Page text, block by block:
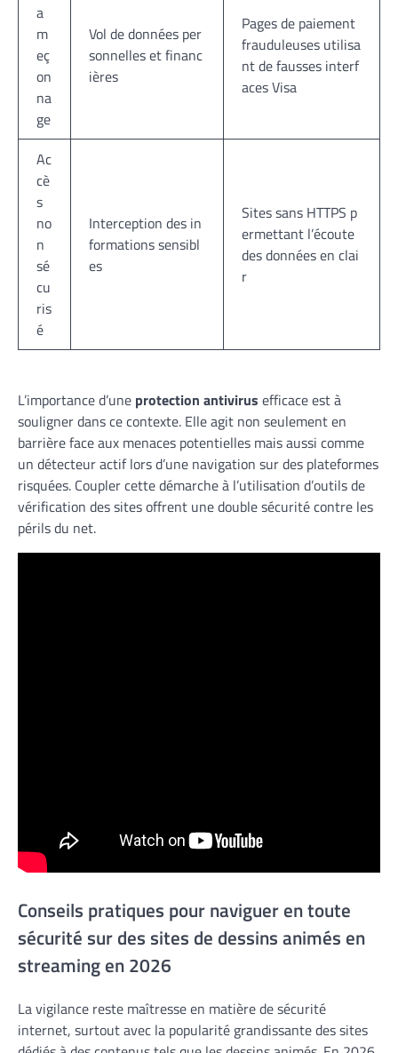
a
m
eç
on
na
ge
Vol de données per
sonnelles et financ
ières
Pages de paiement
frauduleuses utilisa
nt de fausses interf
aces Visa
Ac
cè
s
no
n
sé
cu
ris
é
Interception des in
formations sensibl
es
Sites sans HTTPS p
ermettant l’écoute
des données en clai
r
L’importance d’une protection antivirus efficace est à
souligner dans ce contexte. Elle agit non seulement en
barrière face aux menaces potentielles mais aussi comme
un détecteur actif lors d’une navigation sur des plateformes
risquées. Coupler cette démarche à l’utilisation d’outils de
vérification des sites offrent une double sécurité contre les
périls du net.
Conseils pratiques pour naviguer en toute
sécurité sur des sites de dessins animés en
streaming en 2026
La vigilance reste maîtresse en matière de sécurité
internet, surtout avec la popularité grandissante des sites